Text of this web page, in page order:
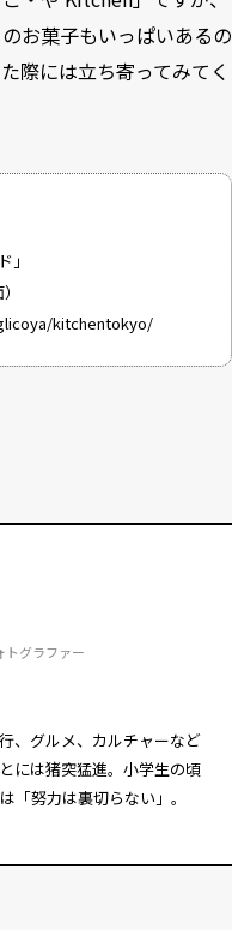
お菓子もいっぱいあるの
際には立ち寄ってみてく
」
kitchentokyo/
グラファー
、グルメ、カルチャーなど
には猪突猛進。小学生の頃
「努力は裏切らない」。